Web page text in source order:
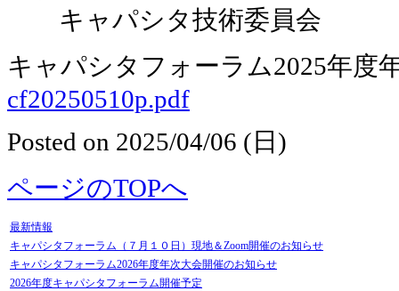
キャパシタ技術委員会
キャパシタフォーラム2025年度
cf20250510p.pdf
Posted on 2025/04/06 (日)
ページのTOPへ
最新情報
キャパシタフォーラム（７月１０日）現地＆Zoom開催のお知らせ
キャパシタフォーラム2026年度年次大会開催のお知らせ
2026年度キャパシタフォーラム開催予定